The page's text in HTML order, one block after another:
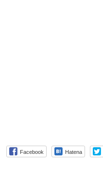
Facebook Hatena